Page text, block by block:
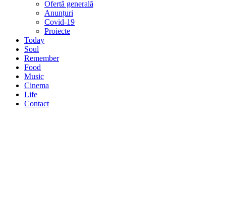
Ofertă generală
Anunțuri
Covid-19
Proiecte
Today
Soul
Remember
Food
Music
Cinema
Life
Contact